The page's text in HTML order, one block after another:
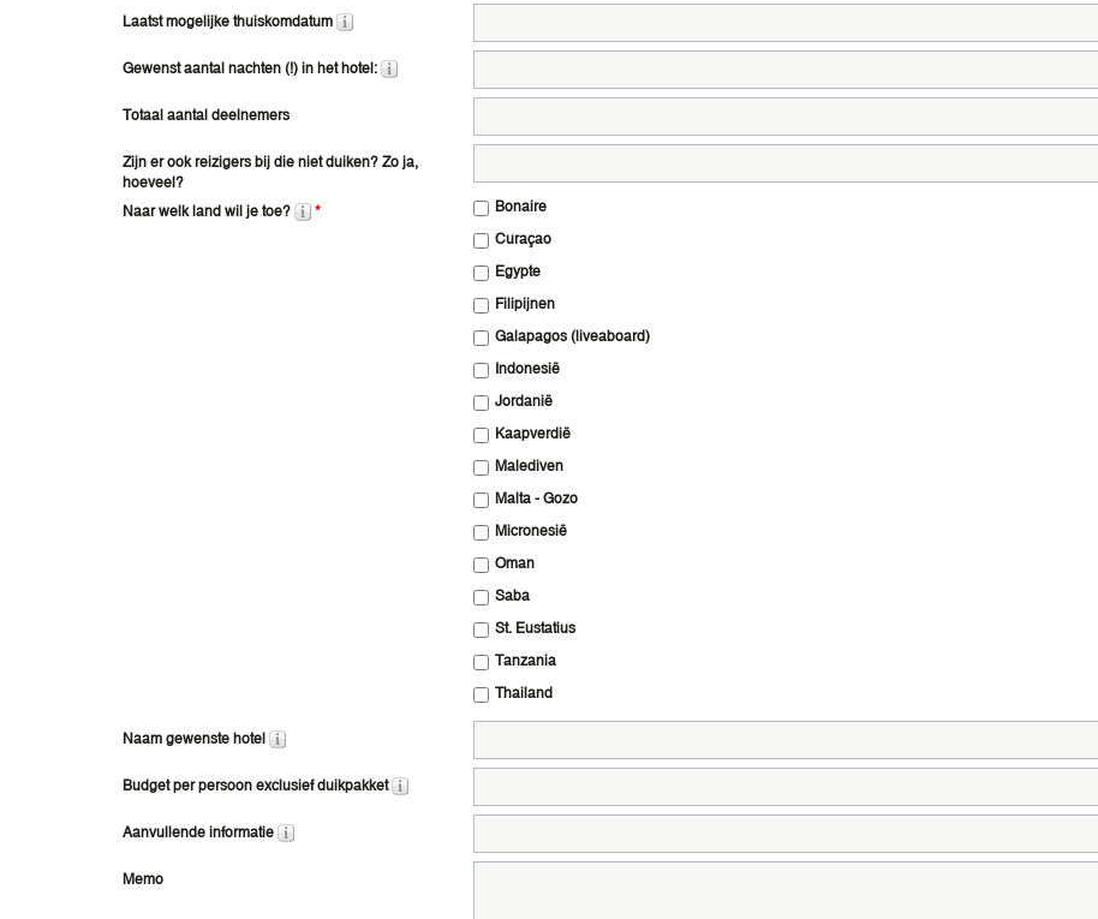
Laatst mogelijke thuiskomdatum
Gewenst aantal nachten (!) in het hotel:
Totaal aantal deelnemers
Zijn er ook reizigers bij die niet duiken? Zo ja,
hoeveel?
Naar welk land wil je toe?
*
Bonaire
Curaçao
Egypte
Filipijnen
Galapagos (liveaboard)
Indonesië
Jordanië
Kaapverdië
Malediven
Malta - Gozo
Micronesië
Oman
Saba
St. Eustatius
Tanzania
Thailand
Naam gewenste hotel
Budget per persoon exclusief duikpakket
Aanvullende informatie
Memo